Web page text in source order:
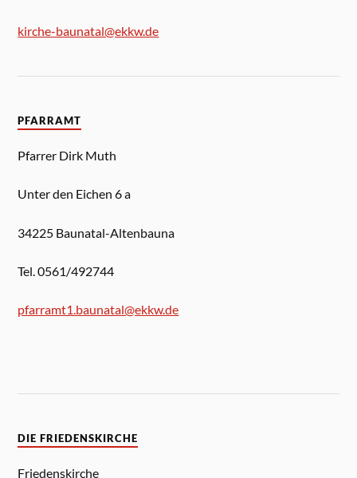
kirche-baunatal@ekkw.de
PFARRAMT
Pfarrer Dirk Muth
Unter den Eichen 6 a
34225 Baunatal-Altenbauna
Tel. 0561/492744
pfarramt1.baunatal@ekkw.de
DIE FRIEDENSKIRCHE
Friedenskirche